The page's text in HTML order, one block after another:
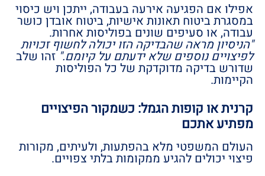
אפילו אם הפגיעה אירעה בעבודה, ייתכן ויש כיסוי
במסגרת ביטוח תאונות אישיות, ביטוח אובדן כושר
עבודה, או סעיפים שונים בפוליסות אחרות.
"הניסיון מראה שהבדיקה הזו יכולה לחשוף זכויות
לפיצויים נוספים שלא ידעתם על קיומם."זהו שלב
שדורש בדיקה מדוקדקת של כל הפוליסות
הקיימות.
קרנית או קופות הגמל: כשמקור הפיצויים
מפתיע אתכם
העולם המשפטי מלא בהפתעות, ולעיתים, מקורות
פיצוי יכולים להגיע ממקומות בלתי צפויים.